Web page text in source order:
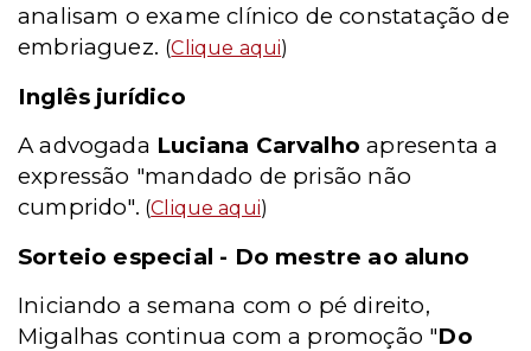
analisam o exame clínico de constatação de
embriaguez. (Clique aqui)
Inglês jurídico
A advogada Luciana Carvalhoapresenta a
expressão "mandado de prisão não
cumprido". (Clique aqui)
Sorteio especial - Do mestre ao aluno
Iniciando a semana com o pé direito,
Migalhas continua com a promoção "Do